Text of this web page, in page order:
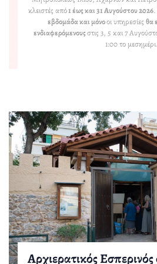
κλειστές από1 έως και 31 Αυγούστου 2026.
εβδομάδα και μόνοοι υπηρεσίες θα
ενδιαφερόμενουςστις 3, 5 και 7
1:00 το μεσημέρι.
Αρχιερατικός
Λιτάνευση του Αγίου
Πανηγυρική Θεία